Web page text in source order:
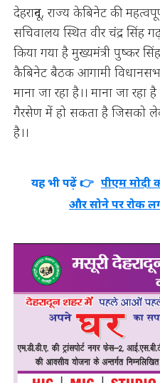
देहरादून, राज्य केबिनेट की
सचिवालय स्थित वीर चंद्र सिंह
किया गया है मुख्यमंत्री पुष्कर
कैबिनेट बैठक आगामी
माना जा रहा है।। माना जा
गैरसेण में हो सकता है जिसको
है।।
यह भी पढ़ें 👉 पीएम मोदी
और सोने पर रोक